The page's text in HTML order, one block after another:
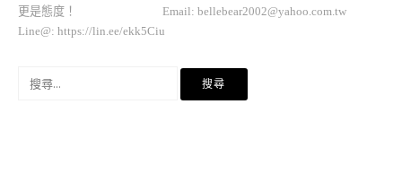
更是態度！ Email: bellebear2002@yahoo.com.tw
Line@: https://lin.ee/ekk5Ciu